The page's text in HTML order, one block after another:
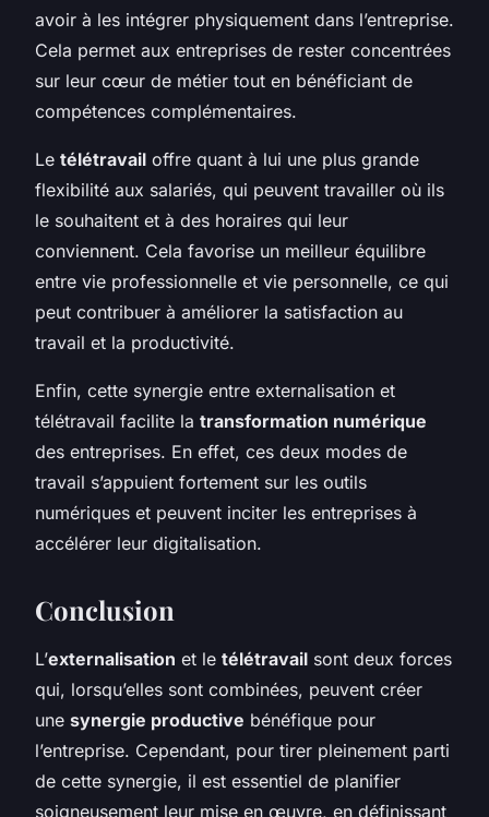
avoir à les intégrer physiquement dans l’entreprise.
Cela permet aux entreprises de rester concentrées
sur leur cœur de métier tout en bénéficiant de
compétences complémentaires.
Le télétravail offre quant à lui une plus grande
flexibilité aux salariés, qui peuvent travailler où ils
le souhaitent et à des horaires qui leur
conviennent. Cela favorise un meilleur équilibre
entre vie professionnelle et vie personnelle, ce qui
peut contribuer à améliorer la satisfaction au
travail et la productivité.
Enfin, cette synergie entre externalisation et
télétravail facilite la transformation numérique
des entreprises. En effet, ces deux modes de
travail s’appuient fortement sur les outils
numériques et peuvent inciter les entreprises à
accélérer leur digitalisation.
Conclusion
L’externalisation et le télétravail sont deux forces
qui, lorsqu’elles sont combinées, peuvent créer
une synergie productive bénéfique pour
l’entreprise. Cependant, pour tirer pleinement parti
de cette synergie, il est essentiel de planifier
soigneusement leur mise en œuvre, en définissant